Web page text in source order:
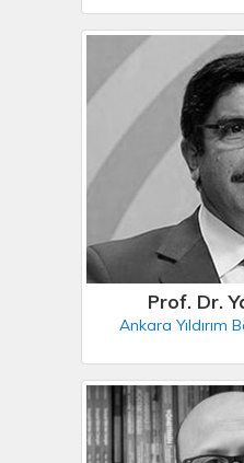
Prof. Dr.
Ankara Yıldırım